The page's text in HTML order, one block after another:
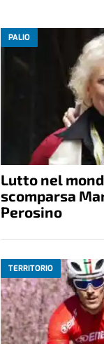
PALIO
Lutto nel
scomparsa
Perosino
TERRITORIO